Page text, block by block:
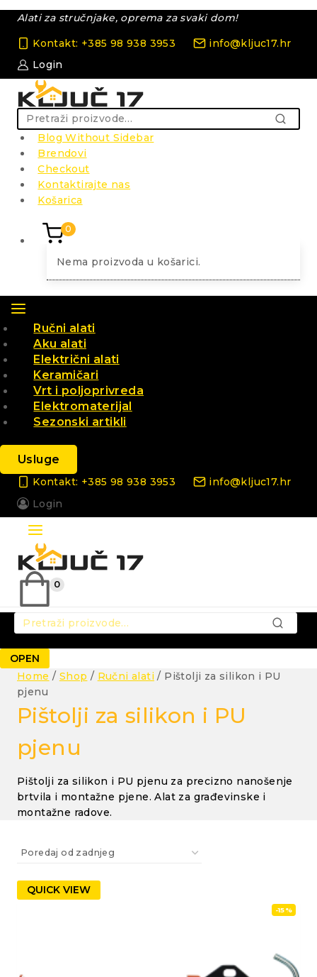
Skip
content
Alati za stručnjake, oprema za svaki dom!
Kontakt: +385 98 938 3953
info@kljuc17.hr
Login
Pretraži:
Blog Without Sidebar
Brendovi
Checkout
Kontaktirajte nas
Košarica
0
Nema proizvoda u košarici.
Ručni alati
Aku alati
Električni alati
Keramičari
Vrt i poljoprivreda
Elektromaterijal
Sezonski artikli
Usluge
Kontakt: +385 98 938 3953
info@kljuc17.hr
Login
0
Pretraži: PRETRAŽI
OPEN
Home / Shop / Ručni alati / Pištolji za silikon i PU
pjenu
Pištolji za silikon i PU
pjenu
Pištolji za silikon i PU pjenu za precizno nanošenje
brtvila i montažne pjene. Alat za građevinske i
montažne radove.
QUICK VIEW
-15%